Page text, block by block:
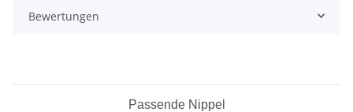
Bewertungen
Passende Nippel